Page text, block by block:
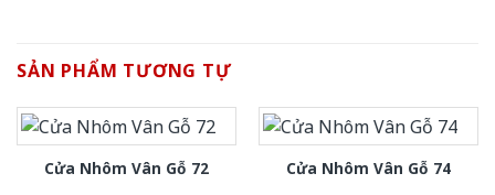
SẢN PHẨM TƯƠNG TỰ
Cửa Nhôm Vân Gỗ 72 Cửa Nhôm Vân Gỗ 74